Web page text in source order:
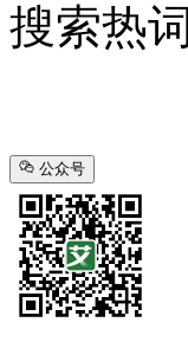
搜索热词
公众号